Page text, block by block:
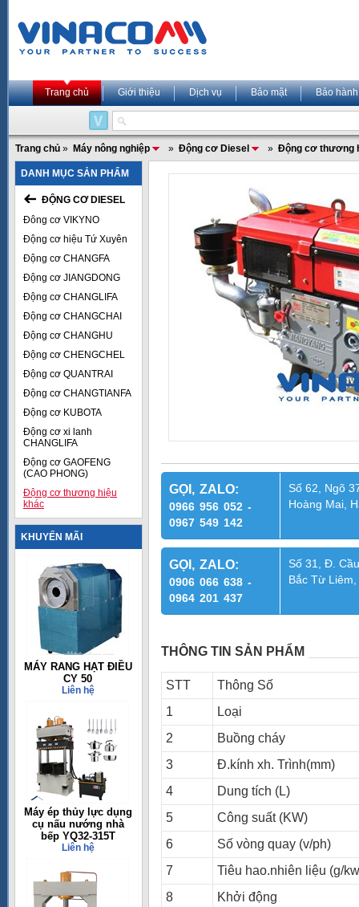
Trang chủ Giới thiệu Dịch vụ Bảo mật Bảo hành
Trang chủ » Máy nông nghiệp » Động cơ Diesel » Động cơ thương
DANH MỤC SẢN PHẨM
ĐỘNG CƠ DIESEL
Đông cơ VIKYNO
Động cơ hiệu Tứ Xuyên
Động cơ CHANGFA
Động cơ JIANGDONG
Động cơ CHANGLIFA
Động cơ CHANGCHAI
Động cơ CHANGHU
Động cơ CHENGCHEL
Động cơ QUANTRAI
Động cơ CHANGTIANFA
Động cơ KUBOTA
Động cơ xi lanh
CHANGLIFA
Động cơ GAOFENG
(CAO PHONG)
Động cơ thương hiệu
khác
KHUYẾN MÃI
MÁY RANG HẠT ĐIỀU
CY 50
Liên hệ
Máy ép thủy lực dụng
cụ nấu nướng nhà
bếp YQ32-315T
Liên hệ
GỌI, ZALO:
0966 956 052 -
0967 549 142
Số 62, Ngõ
Hoàng Mai,
GỌI, ZALO:
0906 066 638 -
0964 201 437
Số 31, Đ.
Bắc Từ
THÔNG TIN SẢN PHẨM
STT
Thông Số
1
Loại
2
Buồng cháy
3
Đ.kính xh. Trình(mm)
4
Dung tích (L)
5
Công suất (KW)
6
Số vòng quay (v/ph)
7
Tiêu hao.nhiên liệu (g/
8
Khởi động